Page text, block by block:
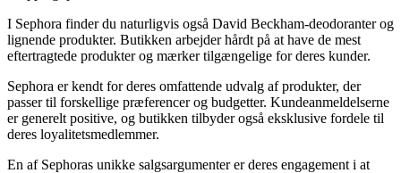
I Sephora finder du naturligvis også David Beckham-deodoranter og
lignende produkter. Butikken arbejder hårdt på at have de mest
eftertragtede produkter og mærker tilgængelige for deres kunder.
Sephora er kendt for deres omfattende udvalg af produkter, der
passer til forskellige præferencer og budgetter. Kundeanmeldelserne
er generelt positive, og butikken tilbyder også eksklusive fordele til
deres loyalitetsmedlemmer.
En af Sephoras unikke salgsargumenter er deres engagement i at